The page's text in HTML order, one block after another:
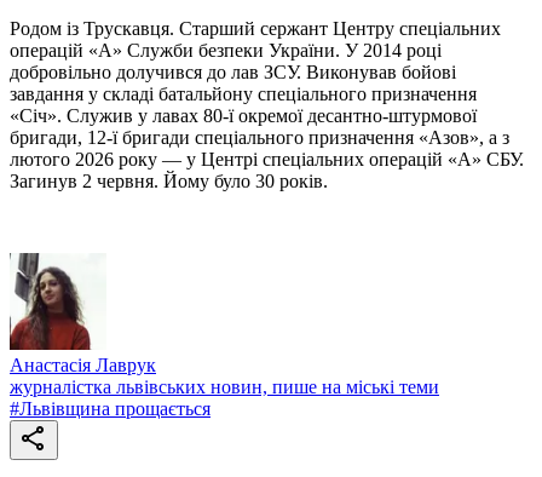
Родом із Трускавця. Старший сержант Центру спеціальних
операцій «А» Служби безпеки України. У 2014 році
добровільно долучився до лав ЗСУ. Виконував бойові
завдання у складі батальйону спеціального призначення
«Січ». Служив у лавах 80-ї окремої десантно-штурмової
бригади, 12-ї бригади спеціального призначення «Азов», а з
лютого 2026 року — у Центрі спеціальних операцій «А» СБУ.
Загинув 2 червня. Йому було 30 років.
Анастасія Лаврук
журналістка львівських новин, пише на міські теми
#Львівщина прощається